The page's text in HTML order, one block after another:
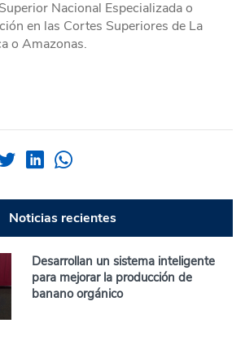
Nacional Especializada o
en las Cortes Superiores de La
o Amazonas.
Noticias recientes
Desarrollan un sistema inteligente
para mejorar la producción de
banano orgánico